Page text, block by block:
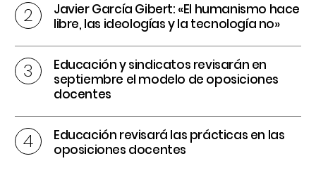
Javier García Gibert: «El humanismo hace
libre, las ideologías y la tecnología no»
Educación y sindicatos revisarán en
septiembre el modelo de oposiciones
docentes
Educación revisará las prácticas en las
oposiciones docentes